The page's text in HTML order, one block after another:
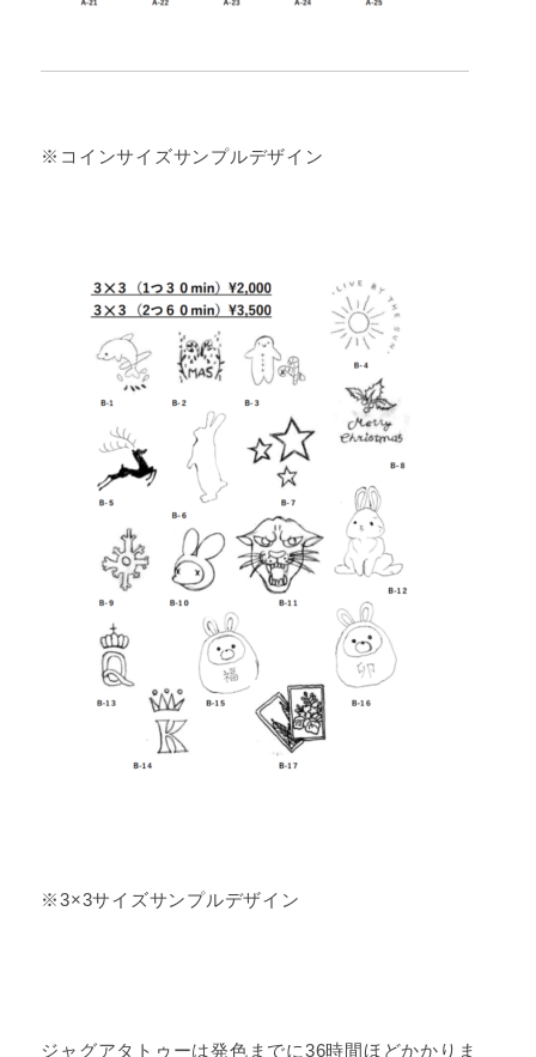
※コインサイズサンプルデザイン
※3×3サイズサンプルデザイン
ジャグアタトゥーは発色までに36時間ほどかかりま